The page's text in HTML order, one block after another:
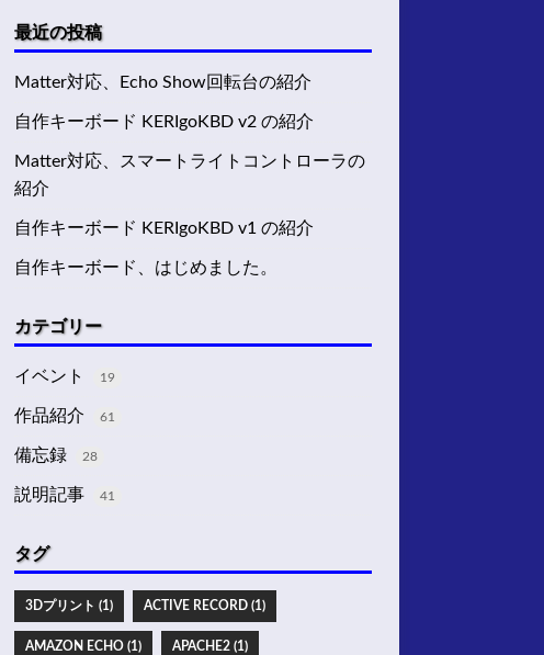
最近の投稿
Matter対応、Echo Show回転台の紹介
自作キーボード KERIgoKBD v2 の紹介
Matter対応、スマートライトコントローラの
紹介
自作キーボード KERIgoKBD v1 の紹介
自作キーボード、はじめました。
カテゴリー
イベント 19
作品紹介 61
備忘録 28
説明記事 41
タグ
3Dプリント (1) ACTIVE RECORD (1)
AMAZON ECHO (1) APACHE2 (1)